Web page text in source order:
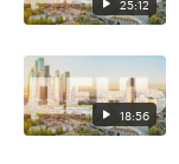
25:12
18:56